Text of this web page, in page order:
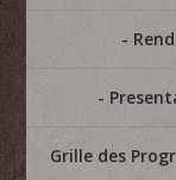
Grille des